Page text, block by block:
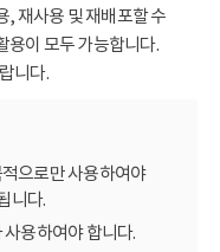
재사용 및 재배포할 수
용이 모두 가능합니다.
니다.
으로만 사용하여야
니다.
용하여야 합니다.